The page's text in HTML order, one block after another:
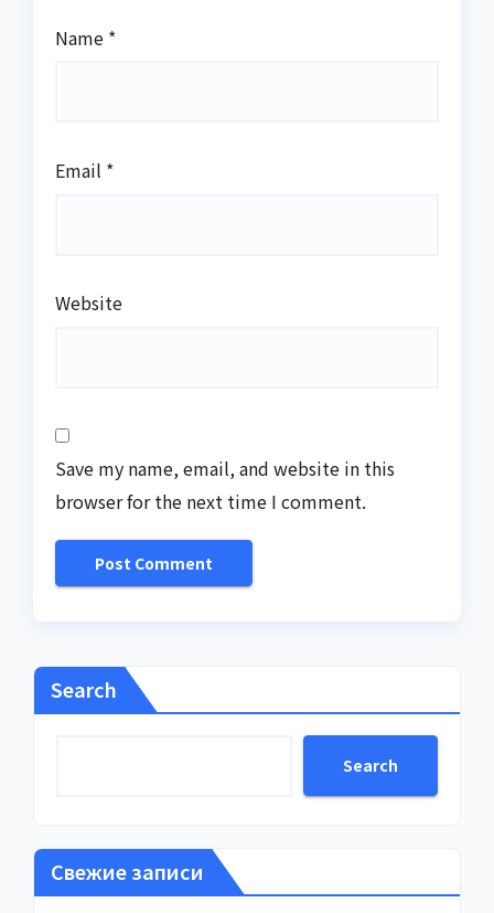
Name *
Email *
Website
Save my name, email, and website in this
browser for the next time I comment.
Search
Search
Свежие записи